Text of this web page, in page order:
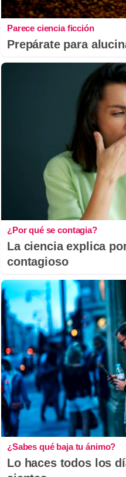
Parece ciencia ficción
Prepárate para
¿Por qué se contagia?
La ciencia explica
contagioso
¿Sabes qué baja tu ánimo?
Lo haces todos los